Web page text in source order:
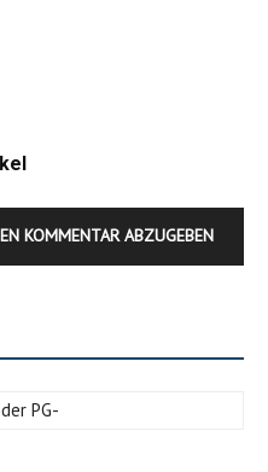
KOMMENTAR ABZUGEBEN
PG-